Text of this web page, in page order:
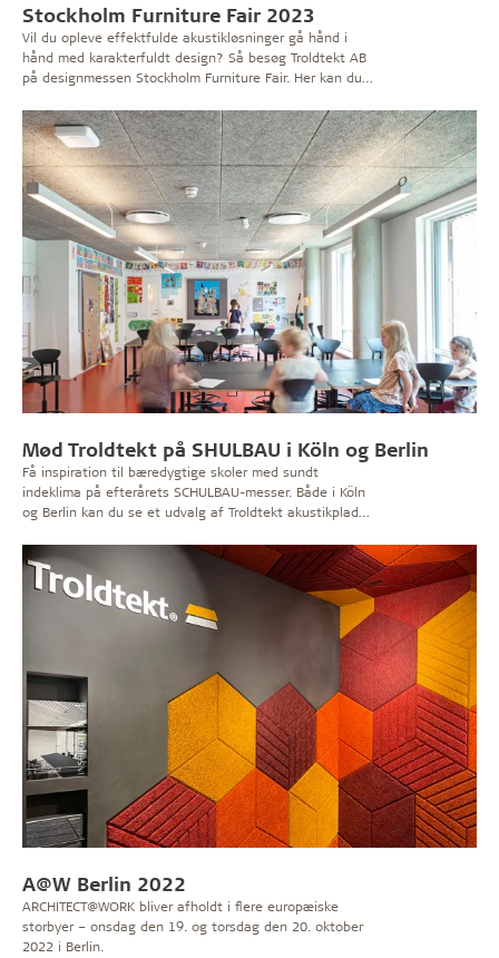
Stockholm Furniture Fair 2023
Vil du opleve effektfulde akustikløsninger gå hånd i
hånd med karakterfuldt design? Så besøg Troldtekt AB
på designmessen Stockholm Furniture Fair. Her kan du
kombinationer. Prøv også det virtuelle designpuslespil
på standen, hvor du kan vinde en weekendrejse til
København. Og hør Troldtekts oplæg om design med
sunde materialer.
Mød Troldtekt på SHULBAU i Köln og Berlin
Få inspiration til bæredygtige skoler med sundt
indeklima på efterårets SCHULBAU-messer. Både i Köln
og Berlin kan du se et udvalg af Troldtekt akustikplader
A@W Berlin 2022
ARCHITECT@WORK bliver afholdt i flere europæiske
storbyer – onsdag den 19. og torsdag den 20. oktober
2022 i Berlin.